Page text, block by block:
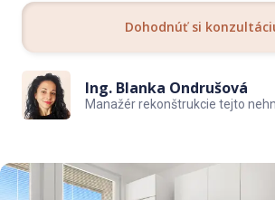
Dohodnúť si
Ing. Blanka Ondrušová
Manažér rekonštrukcie tejto